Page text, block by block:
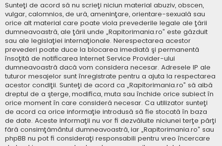
Sunteţi de acord să nu scrieţi niciun material abuziv, obscen,
vulgar, calomnios, de ură, ameninţare, orientare-sexuală sau
orice alt material care poate viola prevederile legale ale ţării
dumneavoastră, ale ţării unde „Rapitorimania.ro” este găzduit
sau ale legislaţiei internaţionale. Nerespectarea acestor
prevederi poate duce la blocarea imediată şi permanentă
însoţită de notificarea Internet Service Provider-ului
dumneavoastră dacă vom considera necesar. Adresele IP ale
tuturor mesajelor sunt înregistrate pentru a ajuta la respectarea
acestor condiţii. Sunteţi de acord ca „Rapitorimania.ro” să aibă
dreptul de a şterge, modifica, muta sau închide orice subiect în
orice moment în care consideră necesar. Ca utilizator sunteţi
de acord ca orice informaţie introdusă să fie stocată în baza
de date. Aceste informaţii nu vor fi dezvăluite niciunei terţe părţi
fără consimţământul dumneavoastră, iar „Rapitorimania.ro” sau
phpBB nu pot fi consideraţi responsabili pentru vreo încercare